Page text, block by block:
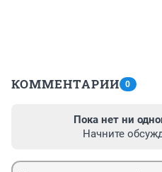
КОММЕНТАРИИ 0
Пока нет ни
Начните